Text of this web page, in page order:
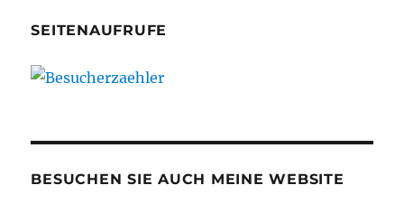
SEITENAUFRUFE
BESUCHEN SIE AUCH MEINE WEBSITE